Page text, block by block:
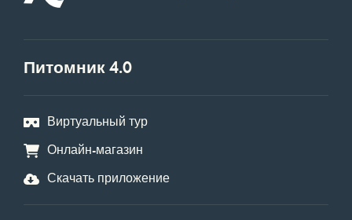
Питомник 4.0
Виртуальный тур
Онлайн-магазин
Скачать приложение